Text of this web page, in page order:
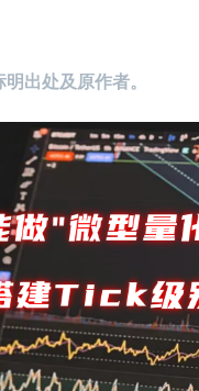
出处及原作者。